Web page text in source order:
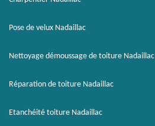
Pose de velux Nadaillac
Nettoyage démoussage de toiture Nadaillac
Réparation de toiture Nadaillac
Etanchéité toiture Nadaillac